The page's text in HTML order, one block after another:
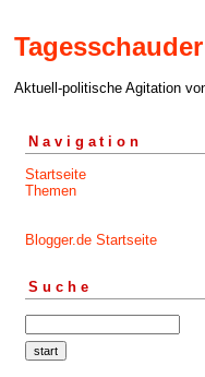
Tagesschauder
Aktuell-politische Agitation
Navigation
Startseite
Themen
Blogger.de Startseite
Suche